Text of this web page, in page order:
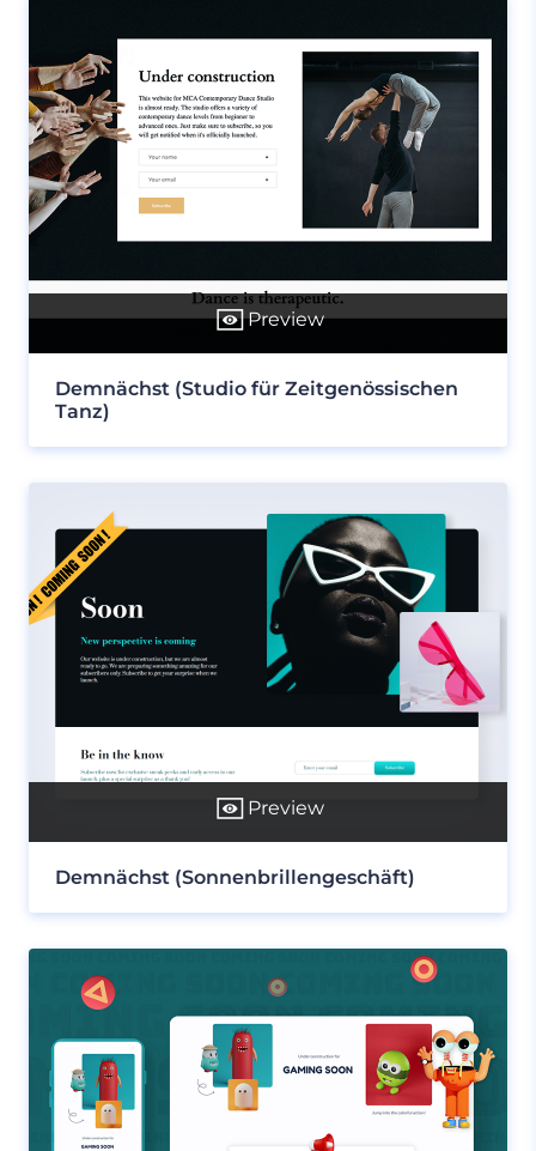
Preview
Demnächst (Studio für Zeitgenössischen
Tanz)
Preview
Demnächst (Sonnenbrillengeschäft)